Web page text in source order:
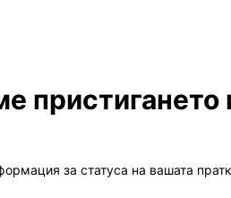
пристигането
за статуса на вашата